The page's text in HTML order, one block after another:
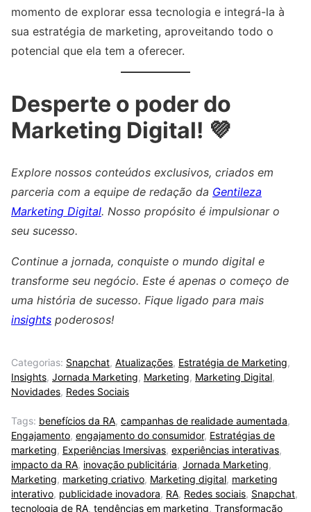
momento de explorar essa tecnologia e integrá-la à
sua estratégia de marketing, aproveitando todo o
potencial que ela tem a oferecer.
Desperte o poder do
Marketing Digital! 💜
Explore nossos conteúdos exclusivos, criados em
parceria com a equipe de redação da Gentileza
Marketing Digital. Nosso propósito é impulsionar o
seu sucesso.
Continue a jornada, conquiste o mundo digital e
transforme seu negócio. Este é apenas o começo de
uma história de sucesso. Fique ligado para mais
insights poderosos!
Categorias: Snapchat, Atualizações, Estratégia de Marketing,
Insights, Jornada Marketing, Marketing, Marketing Digital,
Novidades, Redes Sociais
Tags: benefícios da RA, campanhas de realidade aumentada,
Engajamento, engajamento do consumidor, Estratégias de
marketing, Experiências Imersivas, experiências interativas,
impacto da RA, inovação publicitária, Jornada Marketing,
Marketing, marketing criativo, Marketing digital, marketing
interativo, publicidade inovadora, RA, Redes sociais, Snapchat,
tecnologia de RA, tendências em marketing, Transformação